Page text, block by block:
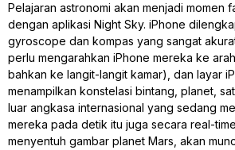
Pelajaran astronomi akan menjadi momen
dengan aplikasi Night Sky. iPhone
gyroscope dan kompas yang sangat
perlu mengarahkan iPhone mereka ke
bahkan ke langit-langit kamar), dan layar
menampilkan konstelasi bintang, planet,
luar angkasa internasional yang sedang
mereka pada detik itu juga secara real-
menyentuh gambar planet Mars, akan